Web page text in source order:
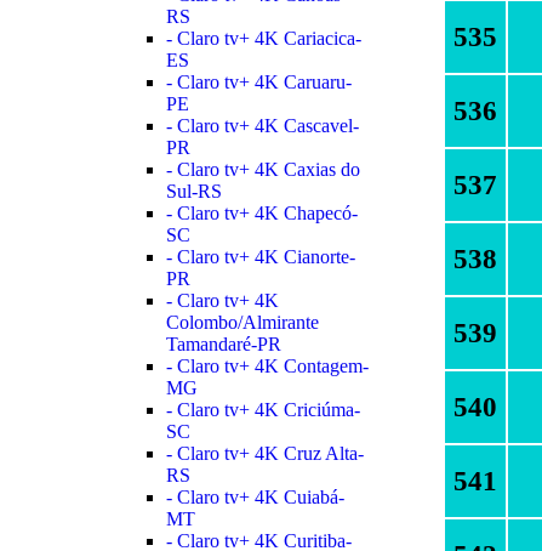
RS
- Claro tv+ 4K Cariacica-
ES
- Claro tv+ 4K Caruaru-
PE
- Claro tv+ 4K Cascavel-
PR
- Claro tv+ 4K Caxias do
Sul-RS
- Claro tv+ 4K Chapecó-
SC
- Claro tv+ 4K Cianorte-
PR
- Claro tv+ 4K
Colombo/Almirante
Tamandaré-PR
- Claro tv+ 4K Contagem-
MG
- Claro tv+ 4K Criciúma-
SC
- Claro tv+ 4K Cruz Alta-
RS
- Claro tv+ 4K Cuiabá-
MT
- Claro tv+ 4K Curitiba-
535
536
537
538
539
540
541